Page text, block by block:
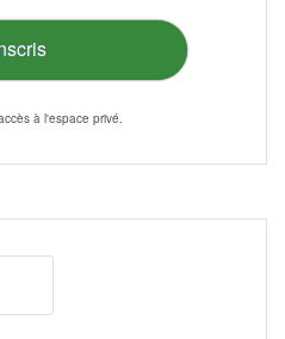
à l'espace privé.